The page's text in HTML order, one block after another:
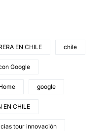
EN CHILE chile
Google
google
EN CHILE
tour innovación